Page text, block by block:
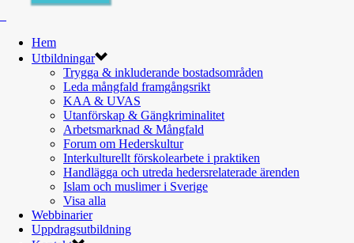
Hem
Utbildningar
Trygga & inkluderande bostadsområden
Leda mångfald framgångsrikt
KAA & UVAS
Utanförskap & Gängkriminalitet
Arbetsmarknad & Mångfald
Forum om Hederskultur
Interkulturellt förskolearbete i praktiken
Handlägga och utreda hedersrelaterade ärenden
Islam och muslimer i Sverige
Visa alla
Webbinarier
Uppdragsutbildning